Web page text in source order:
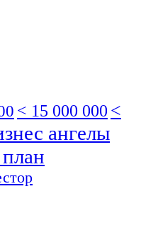
< 15 000 000 <
ангелы